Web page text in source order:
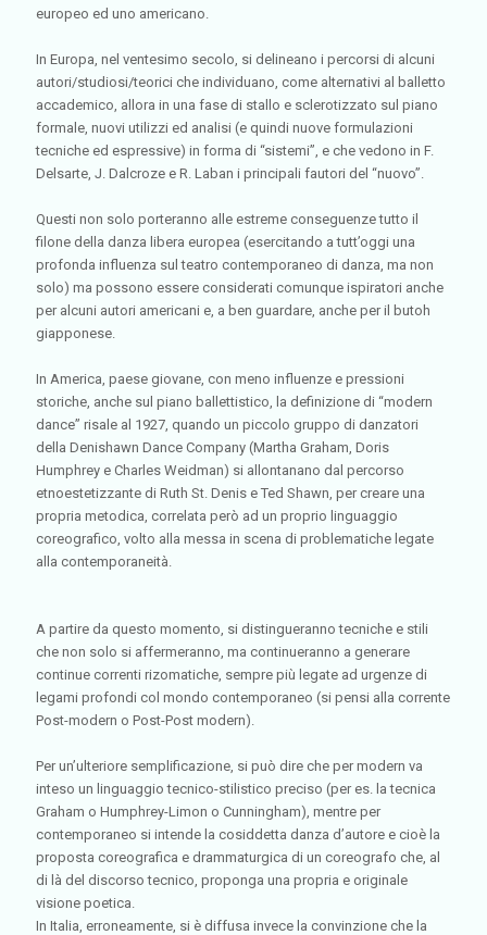
europeo ed uno americano.
In Europa, nel ventesimo secolo, si delineano i percorsi di alcuni
autori/studiosi/teorici che individuano, come alternativi al balletto
accademico, allora in una fase di stallo e sclerotizzato sul piano
formale, nuovi utilizzi ed analisi (e quindi nuove formulazioni
tecniche ed espressive) in forma di “sistemi”, e che vedono in F.
Delsarte, J. Dalcroze e R. Laban i principali fautori del “nuovo”.
Questi non solo porteranno alle estreme conseguenze tutto il
filone della danza libera europea (esercitando a tutt’oggi una
profonda influenza sul teatro contemporaneo di danza, ma non
solo) ma possono essere considerati comunque ispiratori anche
per alcuni autori americani e, a ben guardare, anche per il butoh
giapponese.
In America, paese giovane, con meno influenze e pressioni
storiche, anche sul piano ballettistico, la definizione di “modern
dance” risale al 1927, quando un piccolo gruppo di danzatori
della Denishawn Dance Company (Martha Graham, Doris
Humphrey e Charles Weidman) si allontanano dal percorso
etnoestetizzante di Ruth St. Denis e Ted Shawn, per creare una
propria metodica, correlata però ad un proprio linguaggio
coreografico, volto alla messa in scena di problematiche legate
alla contemporaneità.
A partire da questo momento, si distingueranno tecniche e stili
che non solo si affermeranno, ma continueranno a generare
continue correnti rizomatiche, sempre più legate ad urgenze di
legami profondi col mondo contemporaneo (si pensi alla corrente
Post-modern o Post-Post modern).
Per un’ulteriore semplificazione, si può dire che per modern va
inteso un linguaggio tecnico-stilistico preciso (per es. la tecnica
Graham o Humphrey-Limon o Cunningham), mentre per
contemporaneo si intende la cosiddetta danza d’autore e cioè la
proposta coreografica e drammaturgica di un coreografo che, al
di là del discorso tecnico, proponga una propria e originale
visione poetica.
In Italia, erroneamente, si è diffusa invece la convinzione che la